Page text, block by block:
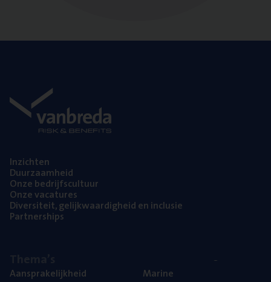
Inzich­ten
Duur­zaam­heid
Onze bedrijfs­cul­tuur
Onze vaca­tu­res
Diver­si­teit, gelijk­waar­dig­heid en inclusie
Part­ner­ships
Aan­spra­ke­lijk­heid
Mari­ne